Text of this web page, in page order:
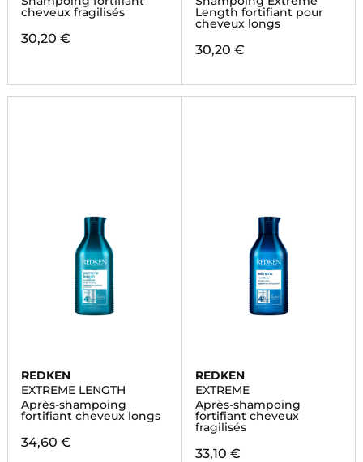
cheveux fragilisés
30,20 €
Length fortifiant pour
cheveux longs
30,20 €
REDKEN
EXTREME LENGTH
Après-shampoing
fortifiant cheveux longs
34,60 €
REDKEN
EXTREME
Après-shampoing
fortifiant cheveux
fragilisés
33,10 €